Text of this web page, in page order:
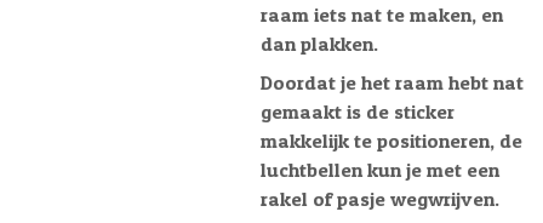
raam iets nat te maken, en
dan plakken.
Doordat je het raam hebt nat
gemaakt is de sticker
makkelijk te positioneren, de
luchtbellen kun je met een
rakel of pasje wegwrijven.